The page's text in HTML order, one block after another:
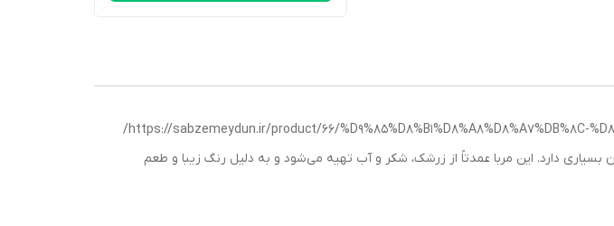
https://sabzemeydun.ir/product/66/%D9%85%D8%B1%D8%A8%D8%A7%DB%8C-
دارد. این مربا عمدتاً از زرشک، شکر و آب تهیه می‌شود و به دلیل رنگ زیبا و طعم